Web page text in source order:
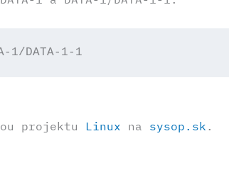
1/DATA-1-1
projektu
Linux na sysop.sk .